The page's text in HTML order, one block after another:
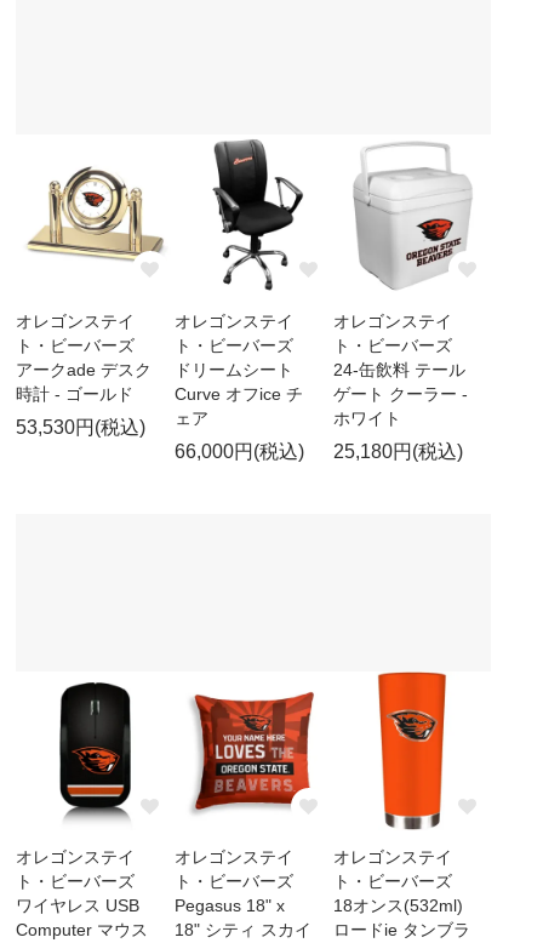
オレゴンステイ
ト・ビーバーズ
アークade デスク
時計 - ゴールド
53,530円(税込)
オレゴンステイ
ト・ビーバーズ
ドリームシート
Curve オフice チ
ェア
66,000円(税込)
オレゴンステイ
ト・ビーバーズ
24-缶飲料 テール
ゲート クーラー -
ホワイト
25,180円(税込)
オレゴンステイ
ト・ビーバーズ
ワイヤレス USB
Computer マウス
オレゴンステイ
ト・ビーバーズ
Pegasus 18" x
18" シティ スカイ
オレゴンステイ
ト・ビーバーズ
18オンス(532ml)
ロードie タンブラ